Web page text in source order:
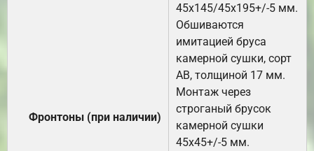
Фронтоны (при наличии)
45х145/45х195+/-5 мм.
Обшиваются
имитацией бруса
камерной сушки, сорт
АВ, толщиной 17 мм.
Монтаж через
строганый брусок
камерной сушки
45х45+/-5 мм.